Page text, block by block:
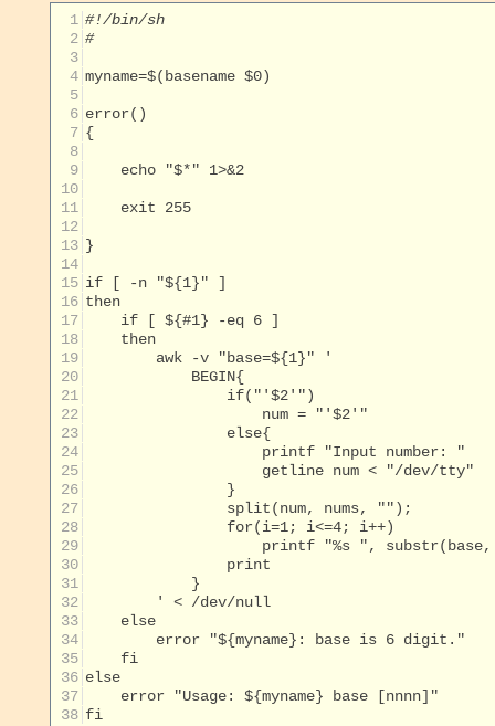
  1
#!/bin/sh
  2
#
  3
  4
  5
  6
  7
{
  8
  9
    echo "$*" 1>&2
10
11
    exit 255
12
13
14
15
16
then
17
18
    then
19
20
            BEGIN{
21
22
23
                else{
24
25
26
27
28
29
30
31
32
        ' < /dev/null
33
    else
34
35
    fi
36
else
37
38 fi